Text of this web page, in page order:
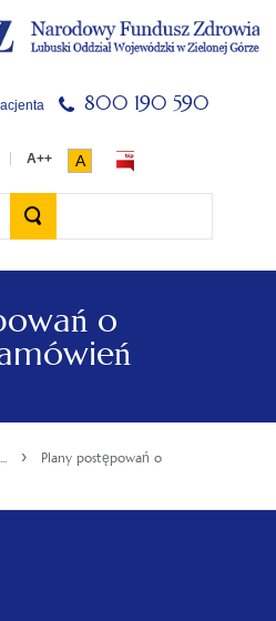
Menu
główne
Menu
lewe
Treść
główna
Szukaj
w
serwisie
Stopka
800 190 590
A
o
... ›
Plany postępowań o